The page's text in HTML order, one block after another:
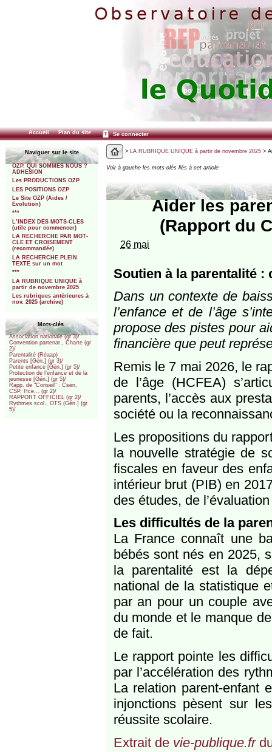
Accueil Plan du site Se connecter
Naviguer sur le site
OZP. QUI SOMMES NOUS ?
ADHESION
Les PRODUCTIONS OZP
LES POSITIONS OZP
Le Site OZP (Aides /
Evolution)
***
L’INDEX DES MOTS-CLES
(utile pour commencer)
LA RECHERCHE PAR MOT-
CLE ET CROISEMENT
(recommandée)
LA RECHERCHE PLEIN
TEXTE sur un mot
***
LA RUBRIQUE UNIQUE à
partir de novembre 2025
Les rubriques antérieures à
nov. 2025 (archive)
Mots-clés
Association nationale (gr 3)/
Convention partenar., Charte (gr
2)/
Parentalité (Réaap)
Parents [Gén.] (gr 3)/
Petite enfance [Gén.] (gr 5)/
Protection de l’enfance et de la
jeunesse [Gén.] (gr 5)/
Rapp. de "Conseil" : Csen,
CSP, Hce... (gr 2)/
RAPPORT OFFICIEL (gr 2)/
Rythmes scol., OTS (Gén.] (gr
5)/
> LA RUBRIQUE UNIQUE à partir de novembre 2025>
Voir à gauche les mots-clés liés à cet article
Aider les
(Rapport du
26 mai
Soutien à la parentalité :
Dans un contexte de
l’enfance et de l’âge
propose des pistes pour
financière que peut
Remis le 7 mai 2026, le
de l’âge (HCFEA)
parents, l’accès aux
société ou la
Les propositions du
la nouvelle stratégie de
fiscales en faveur des
intérieur brut (PIB) en
des études, de
Les difficultés de la
La France connaît une
bébés sont nés en 2025,
la parentalité est la
national de la statistique
par an pour un couple
du monde et le manque
de fait.
Le rapport pointe les
par l’accélération des
La relation parent-enfant
injonctions pèsent sur
réussite scolaire.
Extrait de vie-publique.fr